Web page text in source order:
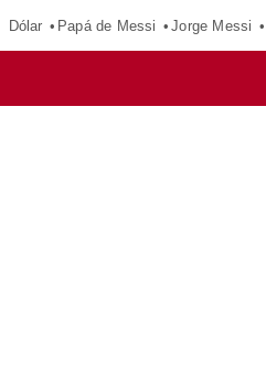
Dólar Papá de Messi Jorge Messi